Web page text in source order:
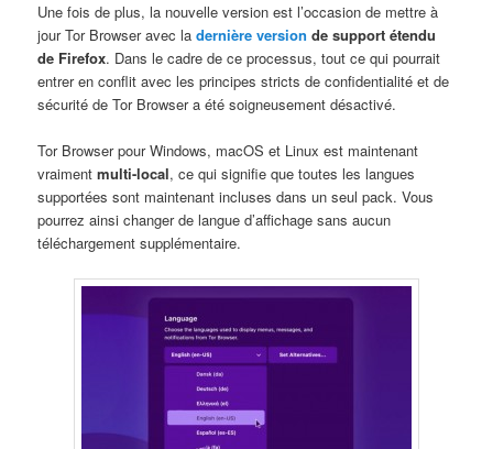
Une fois de plus, la nouvelle version est l’occasion de mettre à
jour Tor Browser avec ladernière version de support étendu
de Firefox. Dans le cadre de ce processus, tout ce qui pourrait
entrer en conflit avec les principes stricts de confidentialité et de
sécurité de Tor Browser a été soigneusement désactivé.
Tor Browser pour Windows, macOS et Linux est maintenant
vraimentmulti-local, ce qui signifie que toutes les langues
supportées sont maintenant incluses dans un seul pack. Vous
pourrez ainsi changer de langue d’affichage sans aucun
téléchargement supplémentaire.